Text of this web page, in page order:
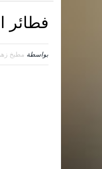
فطائر
بواسطة مطبخ